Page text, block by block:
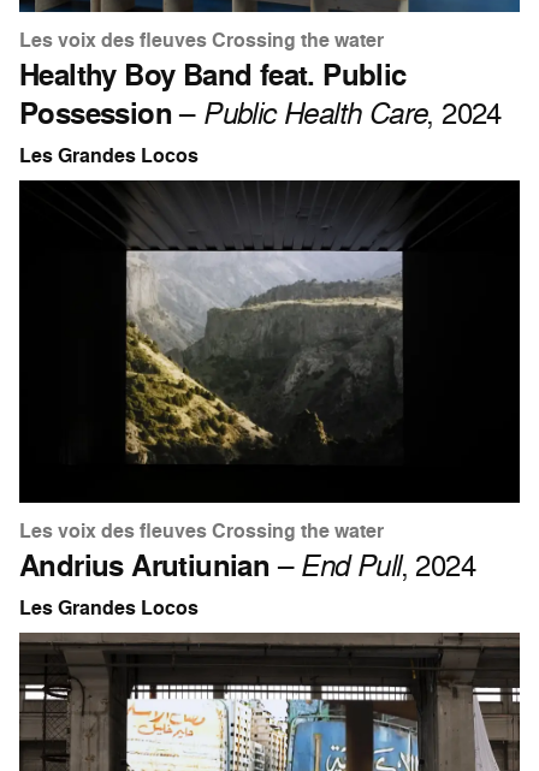
Les voix des fleuves Crossing the water
Healthy Boy Band feat. Public
Possession– Public Health Care, 2024
Les Grandes Locos
Les voix des fleuves Crossing the water
Andrius Arutiunian–End Pull, 2024
Les Grandes Locos